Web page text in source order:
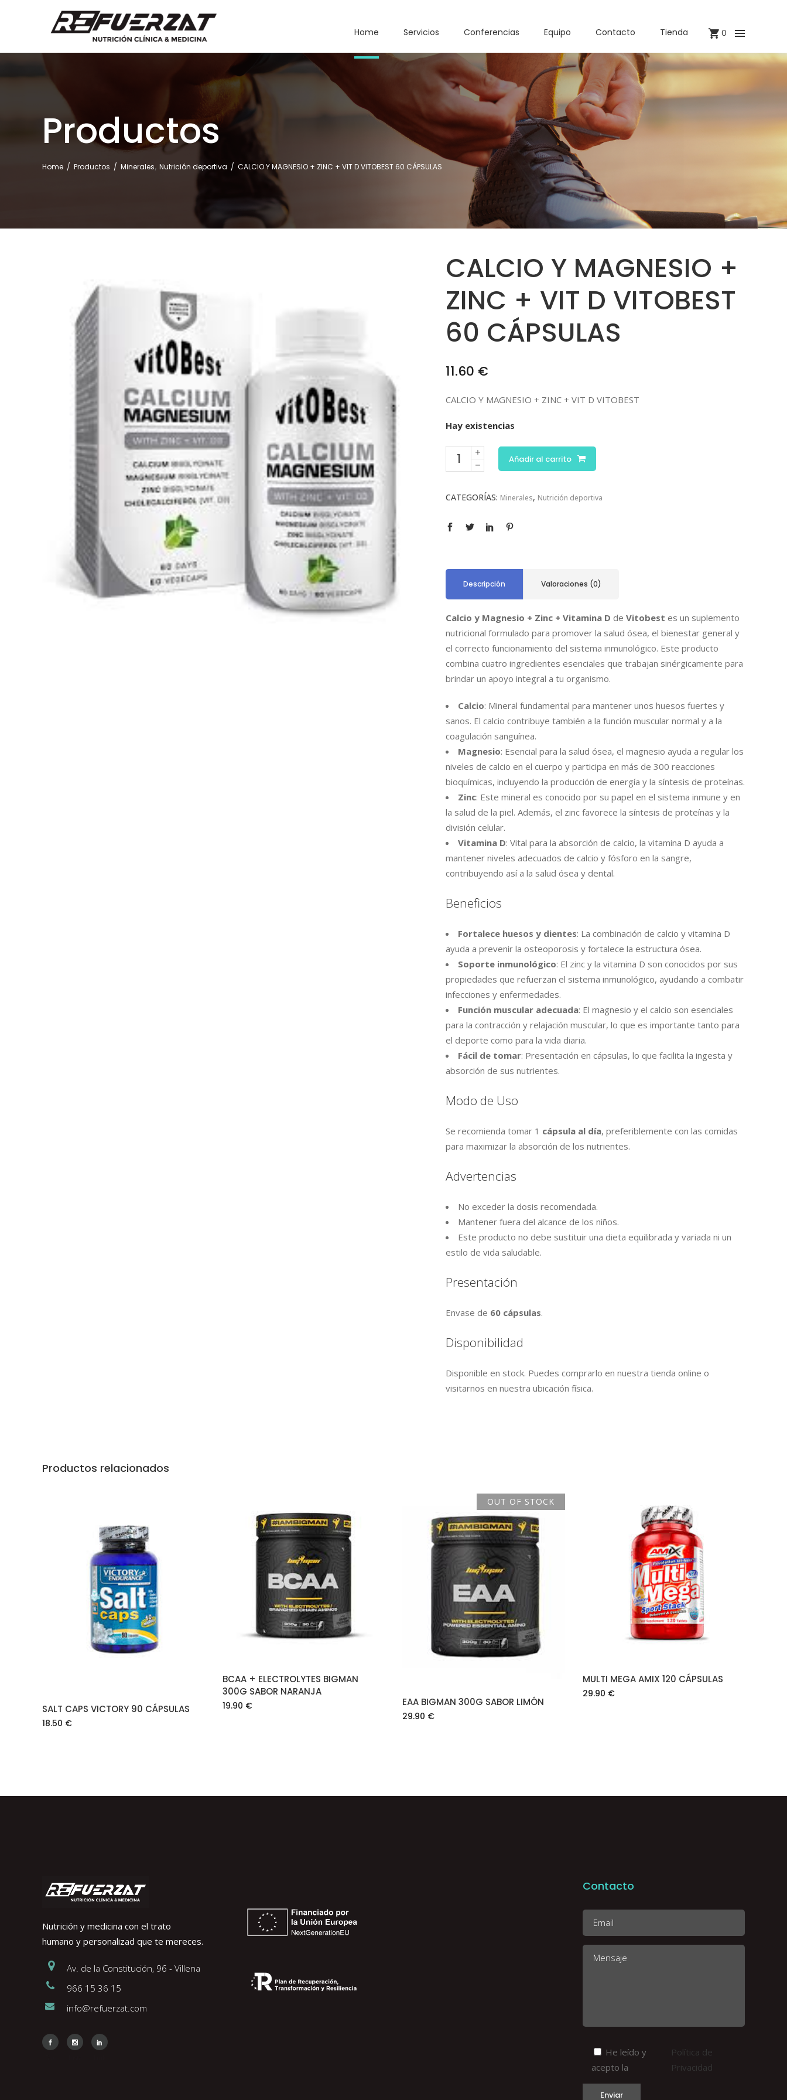
Home Servicios Conferencias Equipo Contacto Tienda 0
Productos
Home / Productos / Minerales, Nutrición deportiva / CALCIO Y MAGNESIO + ZINC + VIT D VITOBEST 60 CÁPSULAS
CALCIO Y MAGNESIO +
ZINC + VIT D VITOBEST
60 CÁPSULAS
11.60 €
CALCIO Y MAGNESIO + ZINC + VIT D VITOBEST
Hay existencias
Añadir al carrito
CATEGORÍAS: Minerales, Nutrición deportiva
Descripción Valoraciones (0)
Calcio y Magnesio + Zinc + Vitamina D de Vitobest es un suplemento
nutricional formulado para promover la salud ósea, el bienestar general y
el correcto funcionamiento del sistema inmunológico. Este producto
combina cuatro ingredientes esenciales que trabajan sinérgicamente para
brindar un apoyo integral a tu organismo.
Calcio: Mineral fundamental para mantener unos huesos fuertes y
sanos. El calcio contribuye también a la función muscular normal y a la
coagulación sanguínea.
Magnesio: Esencial para la salud ósea, el magnesio ayuda a regular los
niveles de calcio en el cuerpo y participa en más de 300 reacciones
bioquímicas, incluyendo la producción de energía y la síntesis de proteínas.
Zinc: Este mineral es conocido por su papel en el sistema inmune y en
la salud de la piel. Además, el zinc favorece la síntesis de proteínas y la
división celular.
Vitamina D: Vital para la absorción de calcio, la vitamina D ayuda a
mantener niveles adecuados de calcio y fósforo en la sangre,
contribuyendo así a la salud ósea y dental.
Beneficios
Fortalece huesos y dientes: La combinación de calcio y vitamina D
ayuda a prevenir la osteoporosis y fortalece la estructura ósea.
Soporte inmunológico: El zinc y la vitamina D son conocidos por sus
propiedades que refuerzan el sistema inmunológico, ayudando a combatir
infecciones y enfermedades.
Función muscular adecuada: El magnesio y el calcio son esenciales
para la contracción y relajación muscular, lo que es importante tanto para
el deporte como para la vida diaria.
Fácil de tomar: Presentación en cápsulas, lo que facilita la ingesta y
absorción de sus nutrientes.
Modo de Uso
Se recomienda tomar 1 cápsula al día, preferiblemente con las comidas
para maximizar la absorción de los nutrientes.
Advertencias
No exceder la dosis recomendada.
Mantener fuera del alcance de los niños.
Este producto no debe sustituir una dieta equilibrada y variada ni un
estilo de vida saludable.
Presentación
Envase de 60 cápsulas.
Disponibilidad
Disponible en stock. Puedes comprarlo en nuestra tienda online o
visitarnos en nuestra ubicación física.
Productos relacionados
AÑADIR AL CARRITO
SALT CAPS VICTORY 90 CÁPSULAS
18.50 €
AÑADIR AL CARRITO
BCAA + ELECTROLYTES BIGMAN
300G SABOR NARANJA
19.90 €
OUT OF STOCK
LEER MÁS
EAA BIGMAN 300G SABOR LIMÓN
29.90 €
AÑADIR AL CARRITO
MULTI MEGA AMIX 120 CÁPSULAS
29.90 €
Nutrición y medicina con el trato
humano y personalizad que te mereces.
Av. de la Constitución, 96 - Villena
966 15 36 15
info@refuerzat.com
Contacto
He leído y
acepto la
Política de
Privacidad